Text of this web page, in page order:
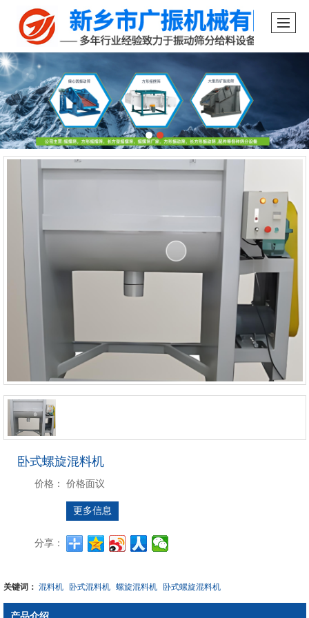
卧式螺旋混料机
价格： 价格面议
更多信息
分享：
关键词： 混料机 卧式混料机 螺旋混料机 卧式螺旋混料机